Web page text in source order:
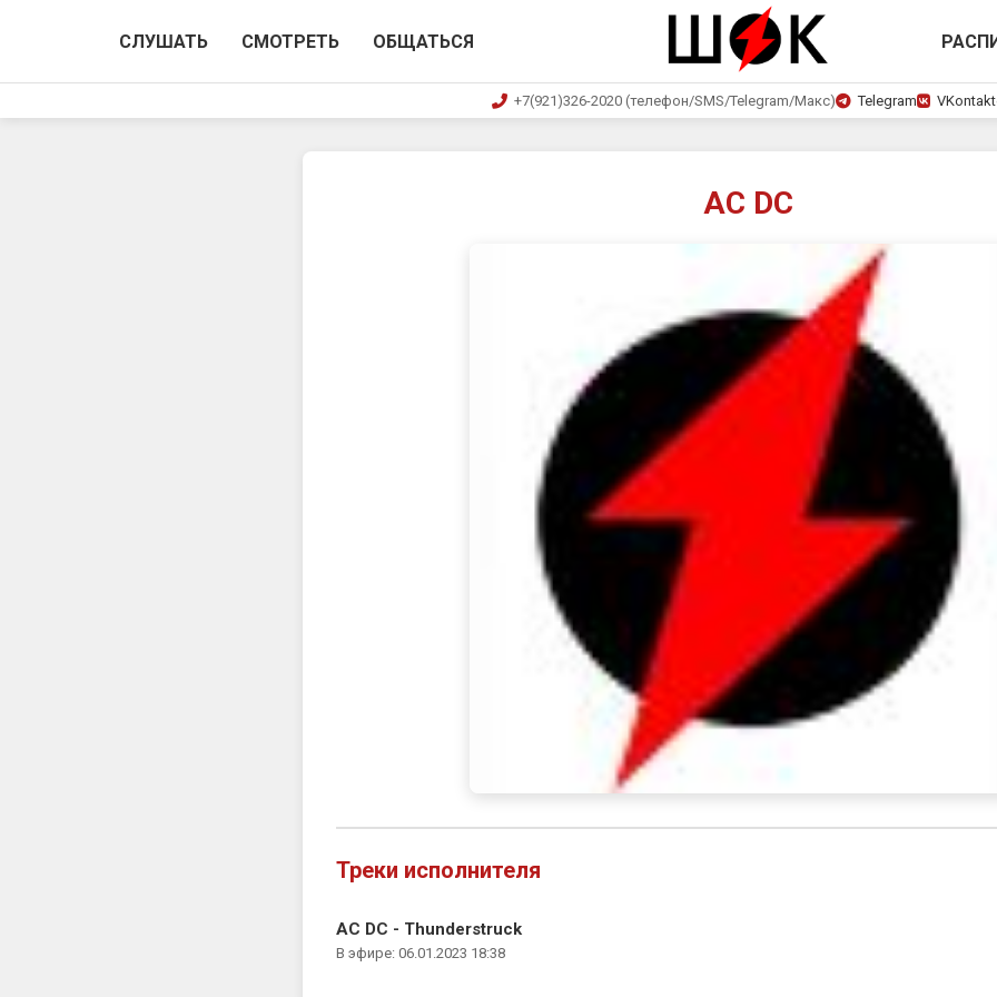
СЛУШАТЬ СМОТРЕТЬ ОБЩАТЬСЯ
+7(921)326-2020 (телефон/SMS/Telegram/Макс) Telegram
AC DC
Треки исполнителя
AC DC - Thunderstruck
В эфире: 06.01.2023 18:38